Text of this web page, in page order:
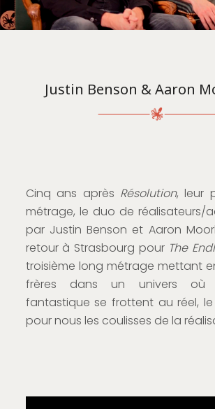
Justin Benson & Aaron
Cinq ans après Résolution, leur
métrage, le duo de réalisateurs/
par Justin Benson et Aaron
retour à Strasbourg pour The
troisième long métrage mettant
frères dans un univers où
fantastique se frottent au réel,
pour nous les coulisses de la